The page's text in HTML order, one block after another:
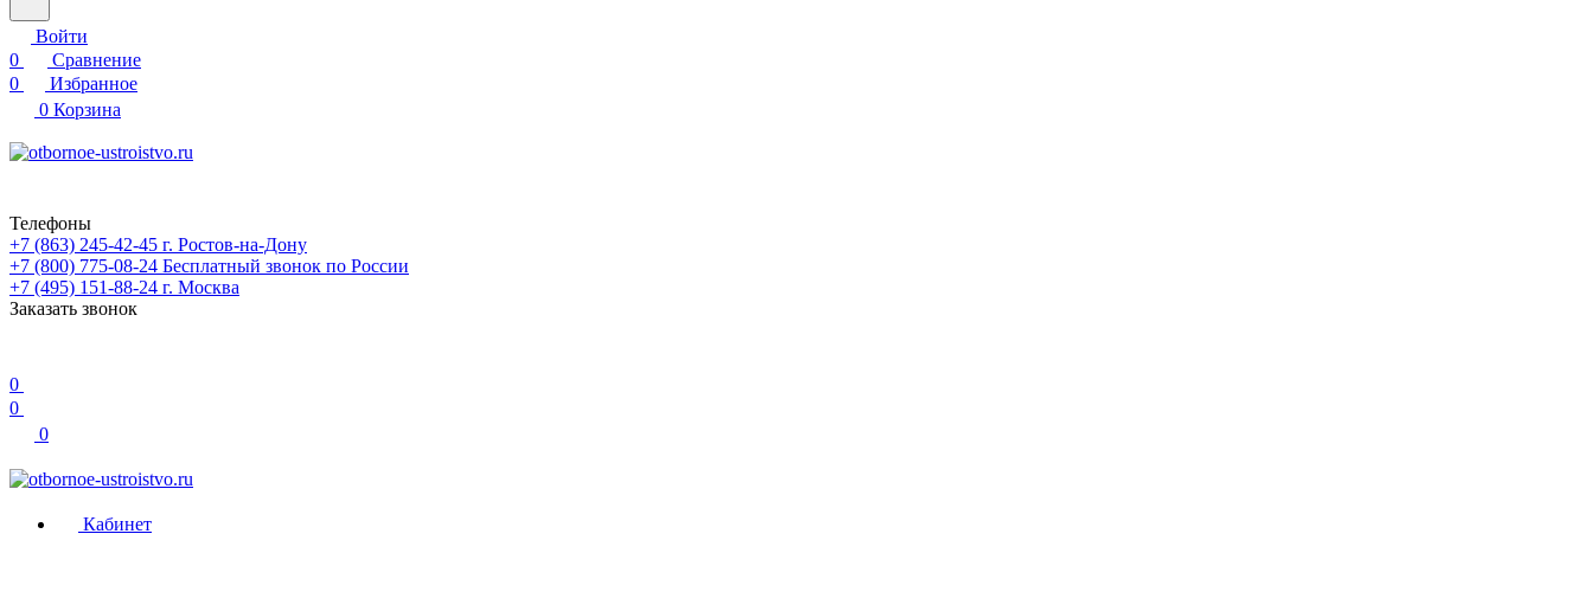
Войти
0
Сравнение
0
Избранное
0 Корзина
Телефоны
+7 (863) 245-42-45 г. Ростов-на-Дону
+7 (800) 775-08-24 Бесплатный звонок по России
+7 (495) 151-88-24 г. Москва
Заказать звонок
0
0
0
Кабинет